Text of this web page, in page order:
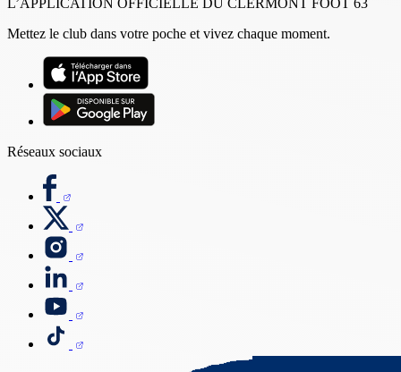
L’APPLICATION OFFICIELLE DU CLERMONT FOOT 63
Mettez le club dans votre poche et vivez chaque moment.
Réseaux sociaux